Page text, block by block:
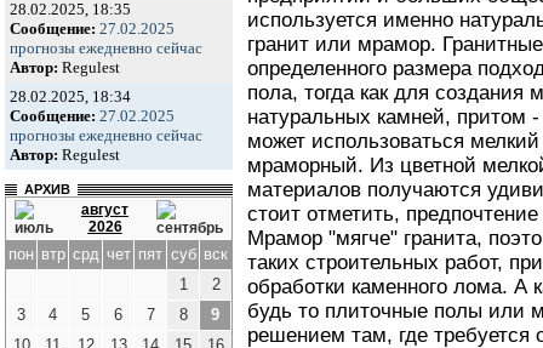
28.02.2025, 18:35
Сообщение: 27.02.2025
прогнозы ежедневно сейчас
Автор: Regulest
28.02.2025, 18:34
Сообщение: 27.02.2025
прогнозы ежедневно сейчас
Автор: Regulest
АРХИВ
август
2026
пон втр срд чет пят суб вск
1
2
3
4 5 6 7 8
9
используется именно
гранит или мрамор.
определенного размера
пола, тогда как для создания
натуральных камней, притом
может использоваться
мраморный. Из цветной
материалов получаются
стоит отметить,
Мрамор "мягче" гранита,
таких строительных работ,
обработки каменного лома.
будь то плиточные полы или
решением там, где требуется